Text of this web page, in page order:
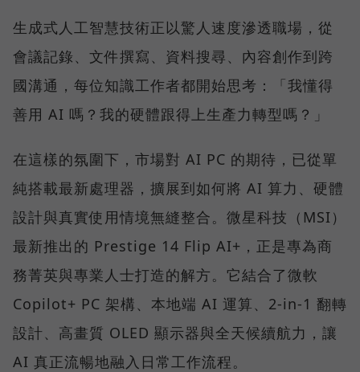
生成式人工智慧技術正以驚人速度滲透職場，從
會議記錄、文件撰寫、資料搜尋、內容創作到跨
國溝通，每位知識工作者都開始思考：「我懂得
善用 AI 嗎？我的硬體跟得上生產力轉型嗎？」
在這樣的氛圍下，市場對 AI PC 的期待，已從單
純搭載最新處理器，擴展到如何將 AI 算力、硬體
設計與真實使用情境無縫整合。微星科技（MSI）
最新推出的 Prestige 14 Flip AI+，正是專為商
務菁英與專業人士打造的解方。它結合了微軟
Copilot+ PC 架構、本地端 AI 運算、2-in-1 翻轉
設計、高畫質 OLED 顯示器與全天候續航力，讓
AI 真正流暢地融入日常工作流程。